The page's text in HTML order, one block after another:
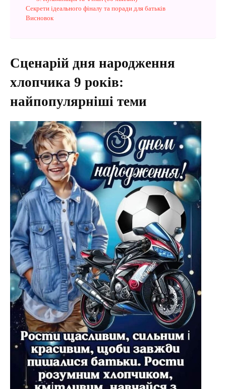
Секрети ідеального фіналу та поради для батьків
Висновок
Сценарій дня народження
хлопчика 9 років:
найпопулярніші теми